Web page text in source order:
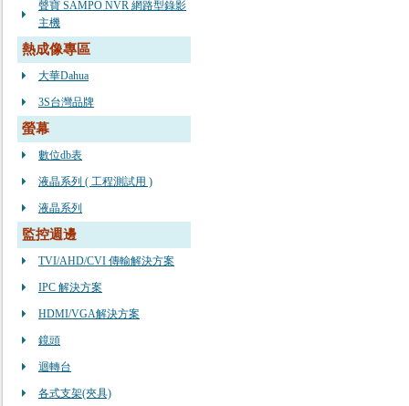
聲寶 SAMPO NVR 網路型錄影
主機
熱成像專區
大華Dahua
3S台灣品牌
螢幕
數位db表
液晶系列 ( 工程測試用 )
液晶系列
監控週邊
TVI/AHD/CVI 傳輸解決方案
IPC 解決方案
HDMI/VGA解決方案
鏡頭
迴轉台
各式支架(夾具)